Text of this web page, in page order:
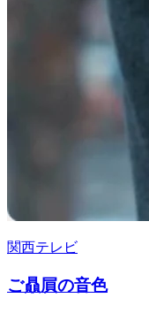
関西テレビ
ご贔屓の音色